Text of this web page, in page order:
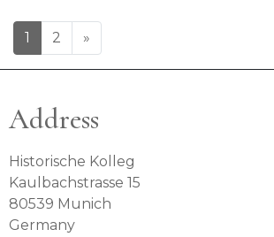
1 2 »
Address
Historische Kolleg
Kaulbachstrasse 15
80539 Munich
Germany